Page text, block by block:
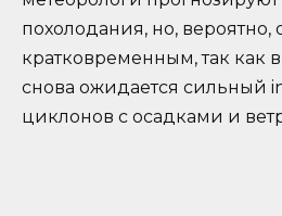
похолодания, но, вероятно,
кратковременным, так как
снова ожидается сильный
циклонов с осадками и